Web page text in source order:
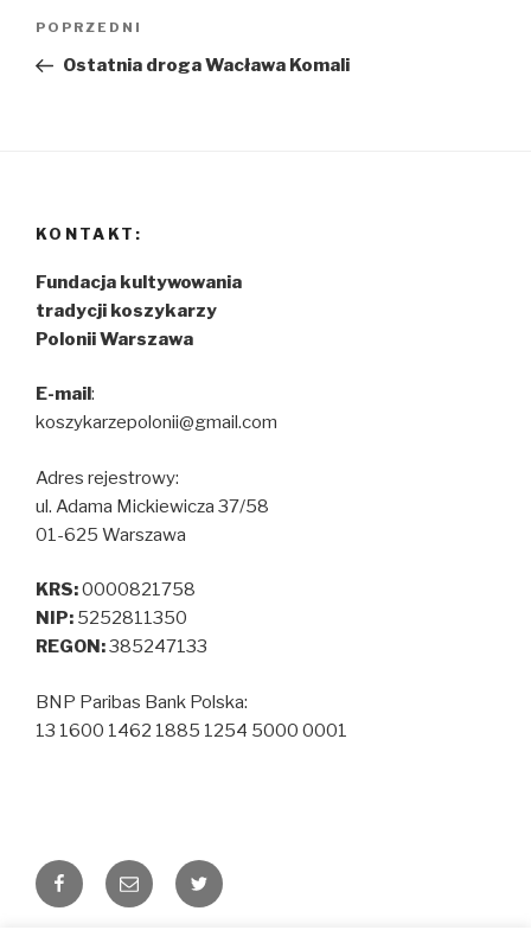
Nawigacja
Poprzedni
wpis
POPRZEDNI
Ostatnia droga Wacława Komali
KONTAKT:
Fundacja kultywowania
tradycji koszykarzy
Polonii Warszawa
E-mail:
koszykarzepolonii@gmail.com
Adres rejestrowy:
ul. Adama Mickiewicza 37/58
01-625 Warszawa
KRS:0000821758
NIP: 5252811350
REGON:385247133
BNP Paribas Bank Polska:
13 1600 1462 1885 1254 5000 0001
FacebookEmail Twitter